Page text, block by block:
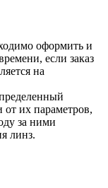
оформить и
если заказ
на
от их параметров,
за ними
линз.